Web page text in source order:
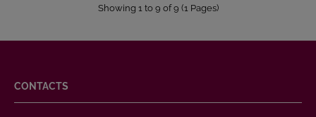
Showing 1 to 9 of 9 (1 Pages)
CONTACTS